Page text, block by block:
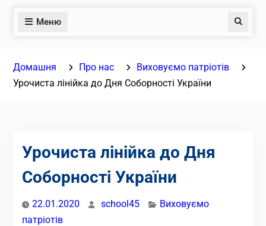
Меню Пошук
Домашня Про нас
Виховуємо патріотів
Урочиста лінійка до Дня Соборності України
Урочиста лінійка до Дня
Соборності України
22.01.2020 school45
Виховуємо
патріотів